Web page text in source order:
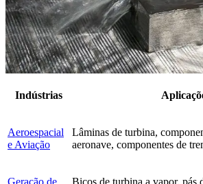
Indústrias
Aeroespacial
e Aviação
Lâminas de turbina,
aeronave, componentes de
Geração de
Bicos de turbina a vapor, pás